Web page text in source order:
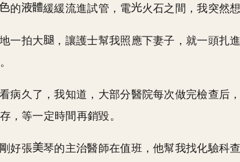
的 緩緩流進試管，電 火石之間，我突然
一拍大 ，讓護士幫我照應下妻子，就一頭扎
病久了，我知道，大部分醫院每次做完檢查后
，等一定時間再銷毀。
好張 琴的主治醫師在值班，他幫我找化驗科